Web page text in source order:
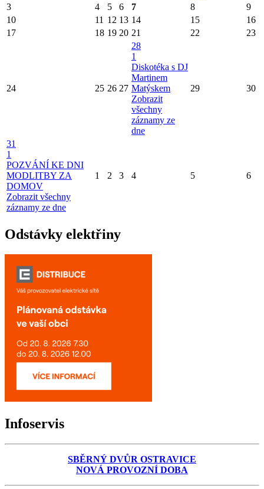
3 4 5 6 7 8
9
10
11 12 13 14 15
16
17
18 19 20 21 22 23
24 25 26 27
28
1
Diskotéka s DJ
Martinem
Matýskem
Zobrazit
všechny
záznamy ze
dne
29 30
31
1
POZVÁNÍ KE DNI
MODLITBY ZA
DOMOV
Zobrazit všechny
záznamy ze dne
1 2 3 4 5 6
Odstávky elektřiny
Infoservis
SBĚRNÝ DVŮR OSTRAVICE
NOVÁ PROVOZNÍ DOBA